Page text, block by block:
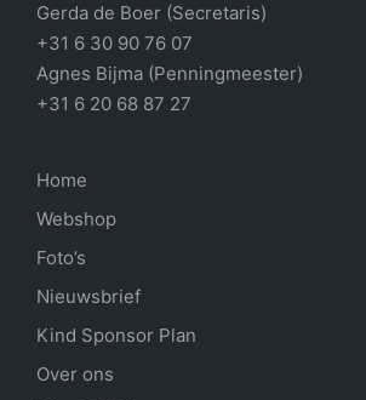
Gerda de Boer (Secretaris)
+31 6 30 90 76 07
Agnes Bijma (Penningmeester)
+31 6 20 68 87 27
Home
Webshop
Foto’s
Nieuwsbrief
Kind Sponsor Plan
Over ons